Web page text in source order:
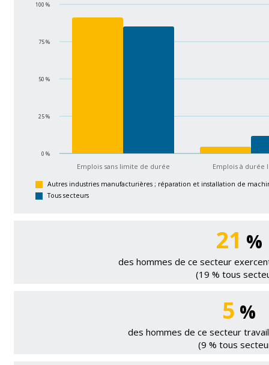
Emplois sans limite de durée Emplois à durée
0 %
25 %
50 %
75 %
100 %
Autres industries manufacturières ; réparation et installation de
Tous secteurs
21 %
des hommes de ce secteur
(19 % tous
5 %
des hommes de ce secteur
(9 % tous